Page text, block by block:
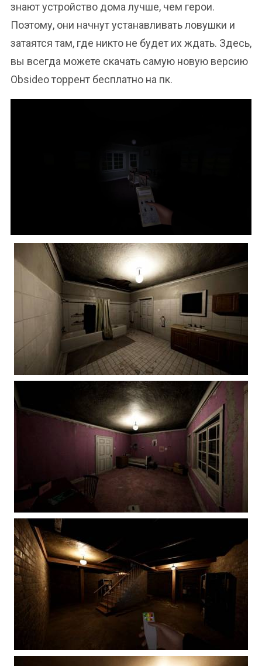
знают устройство дома лучше, чем герои.
Поэтому, они начнут устанавливать ловушки и
затаятся там, где никто не будет их ждать. Здесь,
вы всегда можете скачать самую новую версию
Obsideo торрент бесплатно на пк.